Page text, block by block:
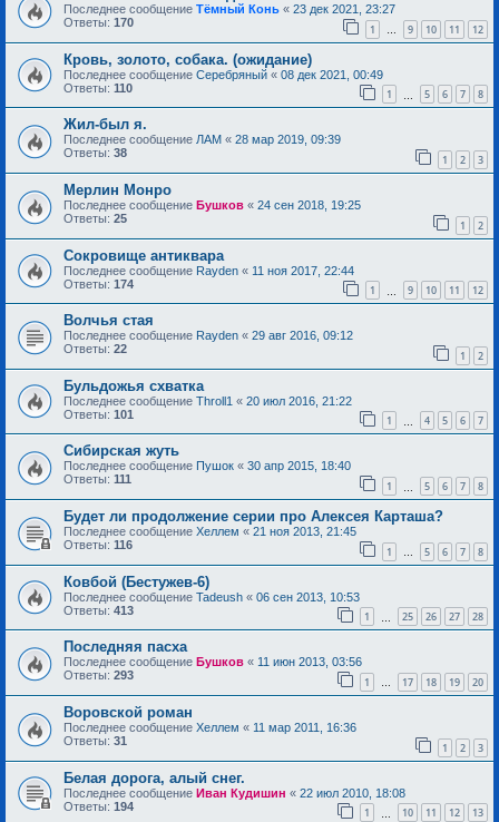
Последнее сообщение Тёмный Конь « 23 дек 2021, 23:27
Ответы: 170 1 … 9 10 11 12
Кровь, золото, собака. (ожидание)
Последнее сообщение Серебряный « 08 дек 2021, 00:49
Ответы: 110 1 5 6 7 8
Жил-был я.
Последнее сообщение ЛАМ « 28 мар 2019, 09:39
Ответы: 38 1 2 3
Мерлин Монро
Последнее сообщение Бушков « 24 сен 2018, 19:25
Ответы: 25 1 2
Сокровище антиквара
Последнее сообщение Rayden « 11 ноя 2017, 22:44
Ответы: 174 1 9 10 11 12
Волчья стая
Последнее сообщение Rayden « 29 авг 2016, 09:12
Ответы: 22 1 2
Бульдожья схватка
Последнее сообщение Throll1 « 20 июл 2016, 21:22
Ответы: 101 1 4 5 6 7
Сибирская жуть
Последнее сообщение Пушок « 30 апр 2015, 18:40
Ответы: 111 1 5 6 7 8
Будет ли продолжение серии про Алексея Карташа?
Последнее сообщение Хеллем « 21 ноя 2013, 21:45
Ответы: 116 1 … 5 6 7 8
Ковбой (Бестужев-6)
Последнее сообщение Tadeush « 06 сен 2013, 10:53
Ответы: 413 1 25 26 27 28
Последняя пасха
Последнее сообщение Бушков « 11 июн 2013, 03:56
Ответы: 293 1 … 17 18 19 20
Воровской роман
Последнее сообщение Хеллем « 11 мар 2011, 16:36
Ответы: 31 1 2 3
Белая дорога, алый снег.
Последнее сообщение Иван Кудишин « 22 июл 2010, 18:08
Ответы: 194 1 10 11 12 13